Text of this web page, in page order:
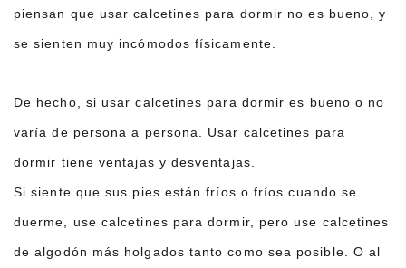
piensan que usar calcetines para dormir no es bueno, y
se sienten muy incómodos físicamente.
De hecho, si usar calcetines para dormir es bueno o no
varía de persona a persona. Usar calcetines para
dormir tiene ventajas y desventajas.
Si siente que sus pies están fríos o fríos cuando se
duerme, use calcetines para dormir, pero use calcetines
de algodón más holgados tanto como sea posible. O al